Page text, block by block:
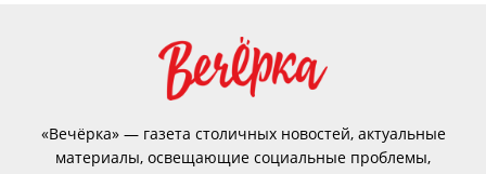
«Вечёрка» — газета столичных новостей, актуальные
материалы, освещающие социальные проблемы,